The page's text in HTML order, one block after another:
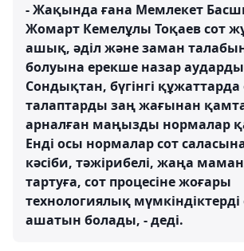
- Жақында ғана Мемлекет
Жомарт Кемелұлы Тоқаев сот
ашық, әділ және заман
болуына ерекше назар
Сондықтан, бүгінгі
талаптарды заң жағынан
арналған маңызды нормалар
Енді осы нормалар сот саласына
кәсіби, тәжірибелі, жаңа
тартуға, сот процесіне жоғары
технологиялық мүмкіндіктерді
ашатын болады, - деді.